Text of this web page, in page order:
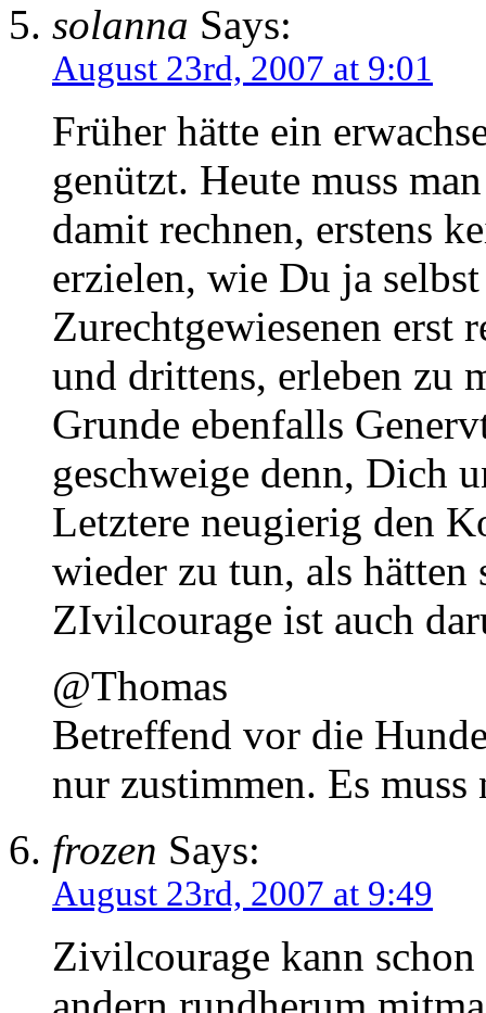
solanna Says:
August 23rd, 2007 at 9:01
Früher hätte ein
genützt. Heute muss
damit rechnen, erstens
erzielen, wie Du ja
Zurechtgewiesenen erst
und drittens, erleben zu
Grunde ebenfalls
geschweige denn, Dich
Letztere neugierig den
wieder zu tun, als
ZIvilcourage ist auch
@Thomas
Betreffend vor die
nur zustimmen. Es
frozen Says:
August 23rd, 2007 at 9:49
Zivilcourage kann schon